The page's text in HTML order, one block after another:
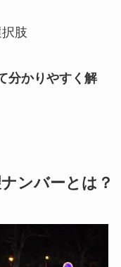
肢
分かりやすく解
ンバーとは？